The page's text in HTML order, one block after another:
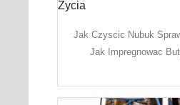
Jak Czyscic Nubuk
Jak Impregnowac